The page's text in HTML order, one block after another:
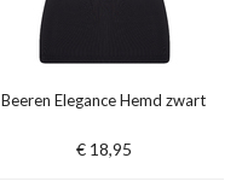
Beeren Elegance Hemd zwart
€ 18,95